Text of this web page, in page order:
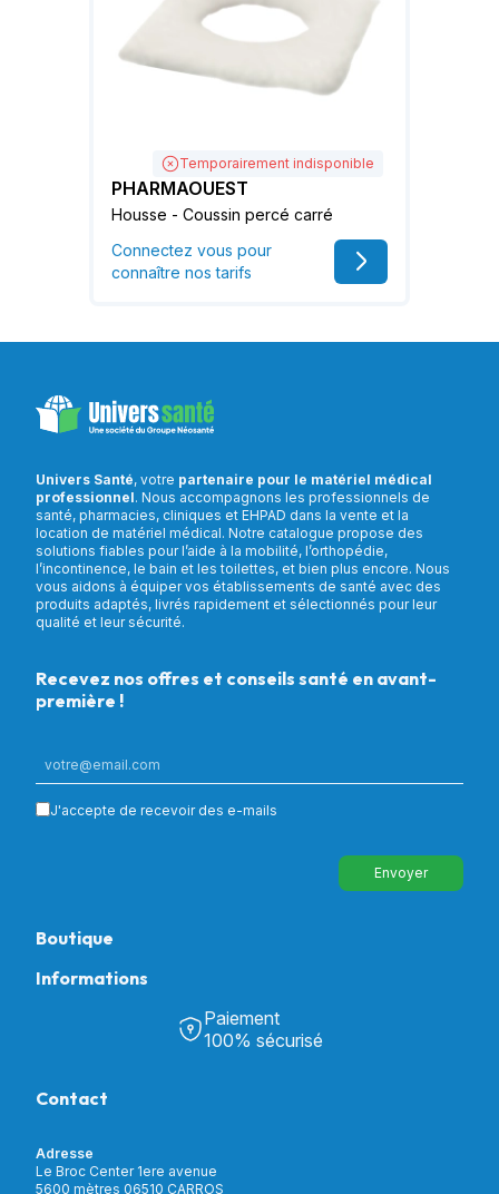
Temporairement indisponible
PHARMAOUEST
Housse - Coussin percé carré
Connectez vous pour
connaître nos tarifs
Univers Santé, votre partenaire pour le matériel médical
professionnel. Nous accompagnons les professionnels de
santé, pharmacies, cliniques et EHPAD dans la vente et la
location de matériel médical. Notre catalogue propose des
solutions fiables pour l’aide à la mobilité, l’orthopédie,
l’incontinence, le bain et les toilettes, et bien plus encore. Nous
vous aidons à équiper vos établissements de santé avec des
produits adaptés, livrés rapidement et sélectionnés pour leur
qualité et leur sécurité.
Recevez nos offres et conseils santé en avant-
première !
J'accepte de recevoir des e-mails
Envoyer
Boutique
Puériculture
Incontinence
Soins & Diagnostic
Informations
Découvrir Univers Santé
Notre catalogue
Mon compte
Livraison et paiement
Paiement
100% sécurisé
Contact
Adresse
Le Broc Center 1ere avenue
5600 mètres 06510 CARROS